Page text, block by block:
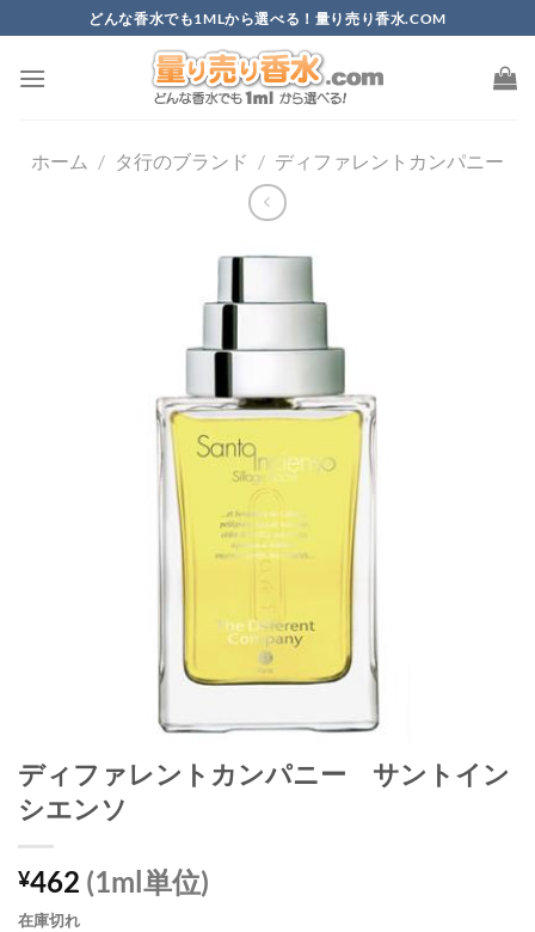
to
content
どんな香水でも1MLから選べる！量り売り香水.COM
ホーム / タ行のブランド / ディファレントカンパニー
ディファレントカンパニー サントイン
シエンソ
¥462 (1ml単位)
在庫切れ